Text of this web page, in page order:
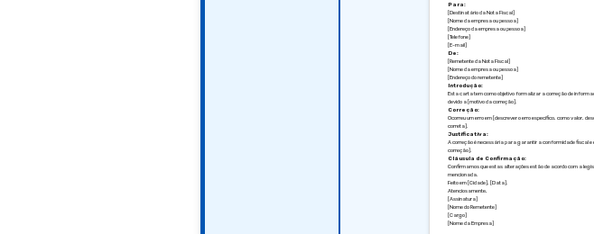
Para:
[Destinatário da Nota Fiscal]
[Nome da empresa ou pessoa]
[Endereço da empresa ou pessoa]
[Telefone]
[E-mail]
De:
[Remetente da Nota Fiscal]
[Nome da empresa ou pessoa]
[Endereço do remetente]
Introdução:
Esta carta tem como objetivo formalizar a correção de
devido a [motivo da correção].
Correção:
Ocorreu um erro em [descrever o erro específico, como valor,
correta].
Justificativa:
A correção é necessária para garantir a conformidade fiscal e
correção].
Cláusula de Confirmação:
Confirmamos que estas alterações estão de acordo com a
mencionada.
Feito em [Cidade], [Data].
Atenciosamente,
[Assinatura]
[Nome do Remetente]
[Cargo]
[Nome da Empresa]